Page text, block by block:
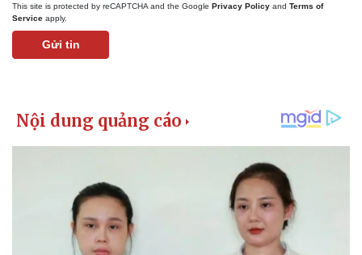
This site is protected by reCAPTCHA and the Google Privacy Policy and Terms of
Service apply.
Gửi tin